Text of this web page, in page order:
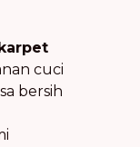
cuci
bersih